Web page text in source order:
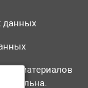
данных
материалов